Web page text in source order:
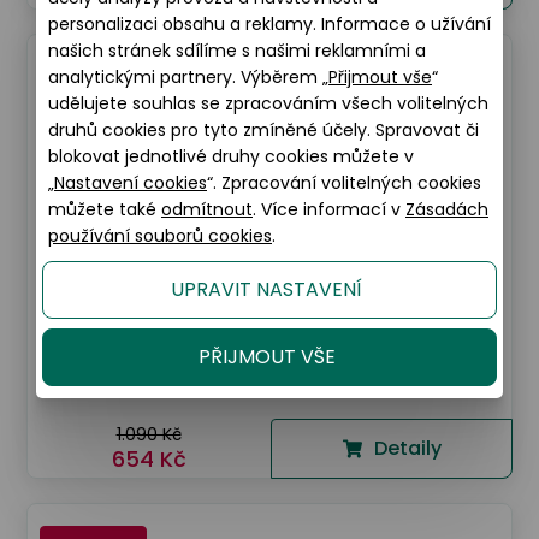
40% AKCE
Unofficial
Unofficial UNSK0021 HHG0
1.090 Kč
654 Kč Detaily
personalizaci obsahu a reklamy. Informace o užívání
našich stránek sdílíme s našimi reklamními a
analytickými partnery. Výběrem „Přijmout vše“
udělujete souhlas se zpracováním všech volitelných
druhů cookies pro tyto zmíněné účely. Spravovat či
blokovat jednotlivé druhy cookies můžete v
„Nastavení cookies“. Zpracování volitelných cookies
můžete také odmítnout. Více informací v Zásadách
používání souborů cookies.
UPRAVIT NASTAVENÍ
PŘIJMOUT VŠE